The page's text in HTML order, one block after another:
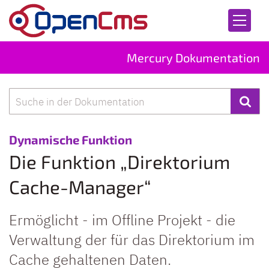
Zum Inhalt springen
Mercury Dokumentation
Dynamische Funktion
Die Funktion „Direktorium
Cache-Manager“
Ermöglicht - im Offline Projekt - die
Verwaltung der für das Direktorium im
Cache gehaltenen Daten.
Suche